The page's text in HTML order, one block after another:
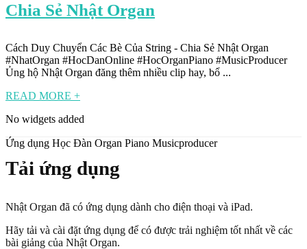
Chia Sẻ Nhật Organ
Cách Duy Chuyển Các Bè Của String - Chia Sẻ Nhật Organ
#NhatOrgan #HocDanOnline #HocOrganPiano #MusicProducer
Ủng hộ Nhật Organ đăng thêm nhiều clip hay, bổ ...
READ MORE +
No widgets added
Ứng dụng Học Đàn Organ Piano Musicproducer
Tải ứng dụng
Nhật Organ đã có ứng dụng dành cho điện thoại và iPad.
Hãy tải và cài đặt ứng dụng để có được trải nghiệm tốt nhất về các
bài giảng của Nhật Organ.